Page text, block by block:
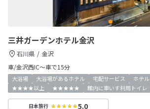
三井ガーデンホテル金沢
石川県
金沢
車/金沢西IC～車で15分
大浴場 大浴場があるホテル 宅配サービス ホテル
★★★★以上
★★★★★ 館内に車いす利用トイレ
日本旅行 5.0